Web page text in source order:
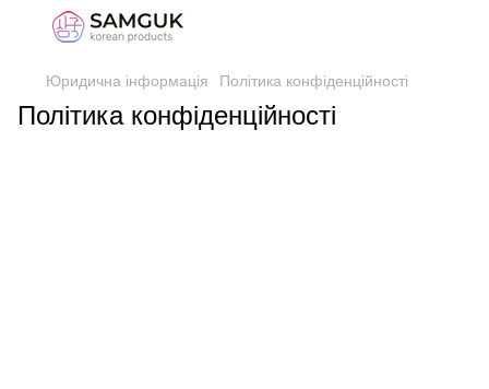
Юридична інформація Політика конфіденційності
Політика конфіденційності